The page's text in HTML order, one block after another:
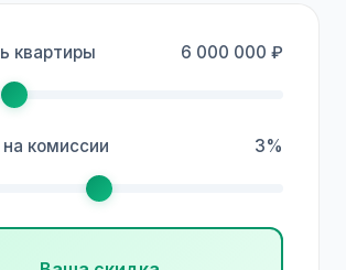
квартиры 6 000 000 ₽
комиссии 3%